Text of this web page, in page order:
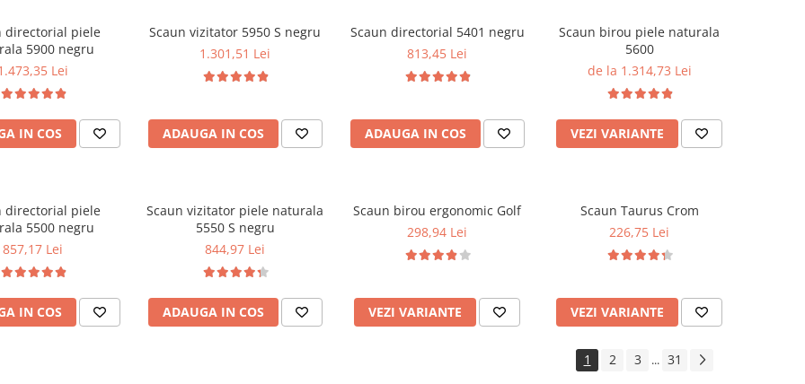
directorial piele
5900 negru
Lei
IN COS
Scaun vizitator 5950 S negru
1.301,51 Lei
ADAUGA IN COS
Scaun directorial 5401 negru
813,45 Lei
ADAUGA IN COS
Scaun birou piele naturala
5600
de la 1.314,73 Lei
VEZI VARIANTE
directorial piele
5500 negru
857,17 Lei
IN COS
Scaun vizitator piele naturala
5550 S negru
844,97 Lei
ADAUGA IN COS
Scaun birou ergonomic Golf
298,94 Lei
VEZI VARIANTE
Scaun Taurus Crom
226,75 Lei
VEZI VARIANTE
1 2 3 ... 31